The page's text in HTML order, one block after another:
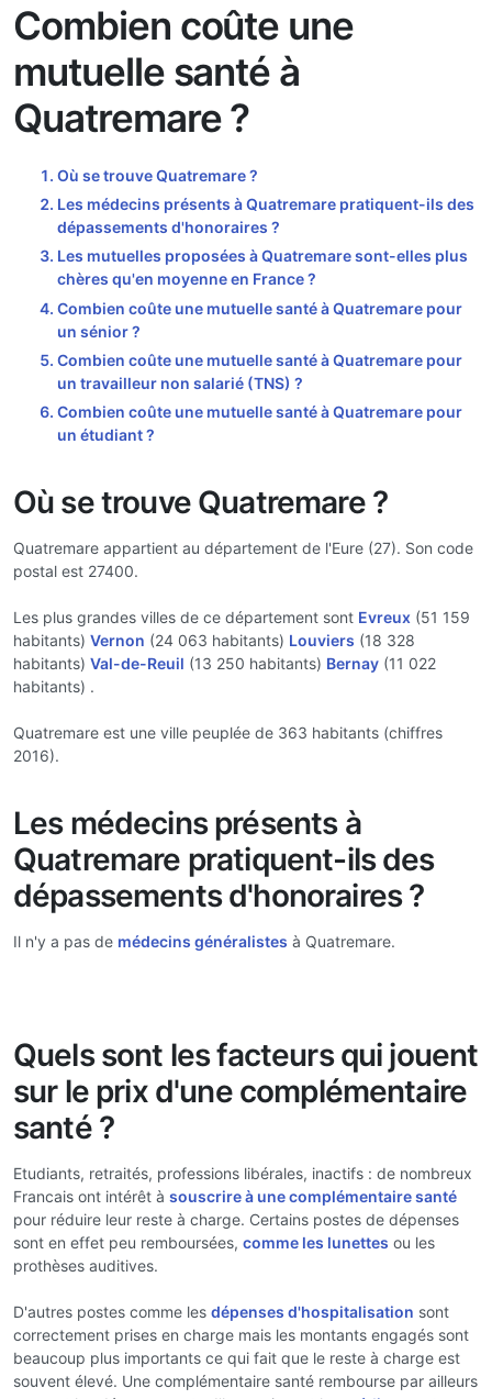
Combien coûte une
mutuelle santé à
Quatremare ?
Où se trouve Quatremare ?
Les médecins présents à Quatremare pratiquent-ils des
dépassements d'honoraires ?
Les mutuelles proposées à Quatremare sont-elles plus
chères qu'en moyenne en France ?
Combien coûte une mutuelle santé à Quatremare pour
un sénior ?
Combien coûte une mutuelle santé à Quatremare pour
un travailleur non salarié (TNS) ?
Combien coûte une mutuelle santé à Quatremare pour
un étudiant ?
Où se trouve Quatremare ?
Quatremare appartient au département de l'Eure (27). Son code
postal est 27400.
Les plus grandes villes de ce département sont Evreux (51 159
habitants) Vernon (24 063 habitants) Louviers (18 328
habitants) Val-de-Reuil (13 250 habitants) Bernay (11 022
habitants) .
Quatremare est une ville peuplée de 363 habitants (chiffres
2016).
Les médecins présents à
Quatremare pratiquent-ils des
dépassements d'honoraires ?
Il n'y a pas de médecins généralistes à Quatremare.
Quels sont les facteurs qui jouent
sur le prix d'une complémentaire
santé ?
Etudiants, retraités, professions libérales, inactifs : de nombreux
Francais ont intérêt à souscrire à une complémentaire santé
pour réduire leur reste à charge. Certains postes de dépenses
sont en effet peu remboursées, comme les lunettes ou les
prothèses auditives.
D'autres postes comme les dépenses d'hospitalisation sont
correctement prises en charge mais les montants engagés sont
beaucoup plus importants ce qui fait que le reste à charge est
souvent élevé. Une complémentaire santé rembourse par ailleurs